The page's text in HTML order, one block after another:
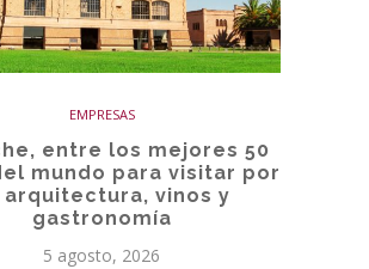
EMPRESAS
entre los mejores 50
mundo para visitar por
arquitectura, vinos y
gastronomía
5 agosto, 2026